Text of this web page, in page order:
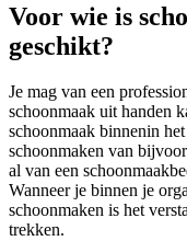
Voor wie is
geschikt?
Je mag van een
schoonmaak uit handen
schoonmaak binnenin
schoonmaken van
al van een
Wanneer je binnen je
schoonmaken is het
trekken.